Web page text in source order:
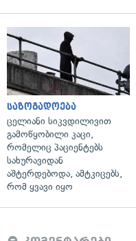
საზოგადოება
ცელიანი სიკვდილივით
გამოწყობილი კაცი,
რომელიც პაციენტებს
სახურავიდან
აშტერდებოდა, ამტკიცებს,
რომ ყვავი იყო